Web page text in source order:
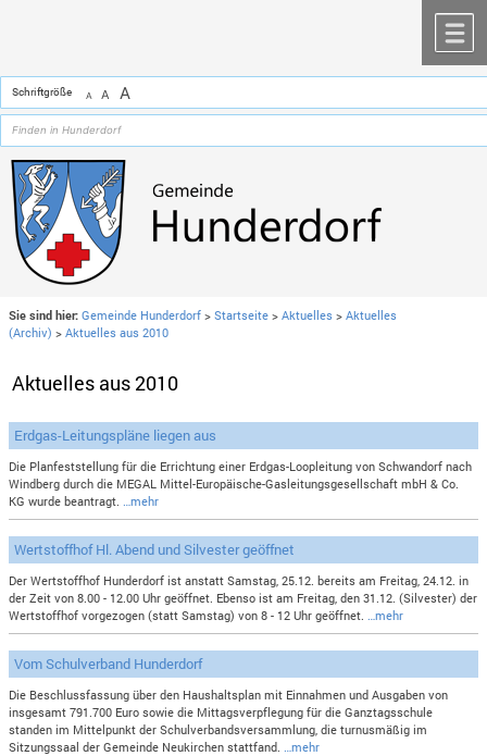
Schriftgröße A A A
Sie sind hier: Gemeinde Hunderdorf >Startseite >Aktuelles >Aktuelles
(Archiv) >Aktuelles aus 2010
Aktuelles aus 2010
Erdgas-Leitungspläne liegen aus
Die Planfeststellung für die Errichtung einer Erdgas-Loopleitung von Schwandorf nach
Windberg durch die MEGAL Mittel-Europäische-Gasleitungsgesellschaft mbH & Co.
KG wurde beantragt.
…mehr
Wertstoffhof Hl. Abend und Silvester geöffnet
Der Wertstoffhof Hunderdorf ist anstatt Samstag, 25.12. bereits am Freitag, 24.12. in
der Zeit von 8.00 - 12.00 Uhr geöffnet. Ebenso ist am Freitag, den 31.12. (Silvester) der
Wertstoffhof vorgezogen (statt Samstag) von 8 - 12 Uhr geöffnet.
…mehr
Vom Schulverband Hunderdorf
Die Beschlussfassung über den Haushaltsplan mit Einnahmen und Ausgaben von
insgesamt 791.700 Euro sowie die Mittagsverpflegung für die Ganztagsschule
standen im Mittelpunkt der Schulverbandsversammlung, die turnusmäßig im
Sitzungssaal der Gemeinde Neukirchen stattfand.
…mehr